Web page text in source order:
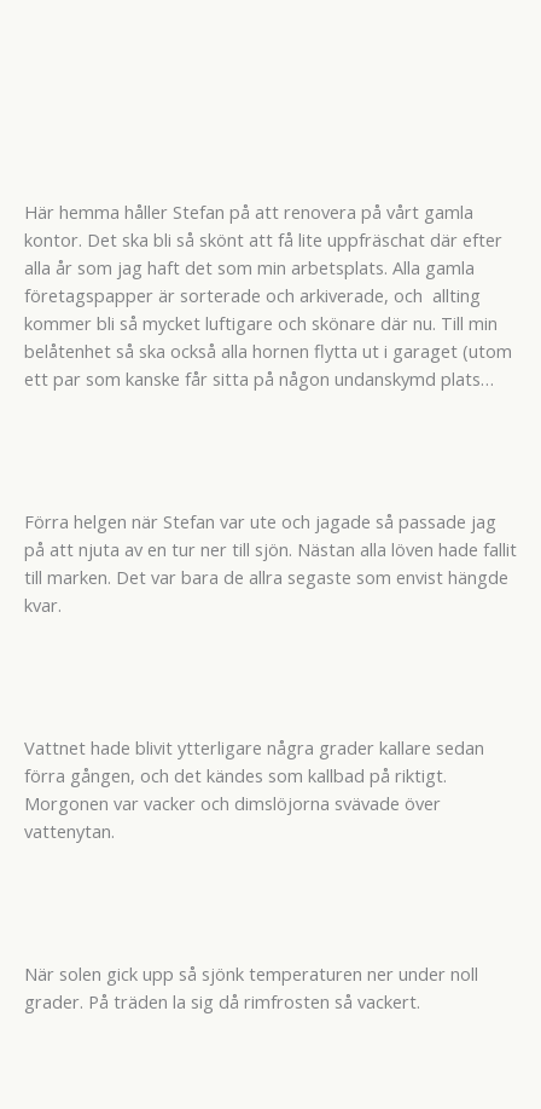
Här hemma håller Stefan på att renovera på vårt gamla
kontor. Det ska bli så skönt att få lite uppfräschat där efter
alla år som jag haft det som min arbetsplats. Alla gamla
företagspapper är sorterade och arkiverade, och allting
kommer bli så mycket luftigare och skönare där nu. Till min
belåtenhet så ska också alla hornen flytta ut i garaget (utom
ett par som kanske får sitta på någon undanskymd plats…
Förra helgen när Stefan var ute och jagade så passade jag
på att njuta av en tur ner till sjön. Nästan alla löven hade fallit
till marken. Det var bara de allra segaste som envist hängde
kvar.
Vattnet hade blivit ytterligare några grader kallare sedan
förra gången, och det kändes som kallbad på riktigt.
Morgonen var vacker och dimslöjorna svävade över
vattenytan.
När solen gick upp så sjönk temperaturen ner under noll
grader. På träden la sig då rimfrosten så vackert.